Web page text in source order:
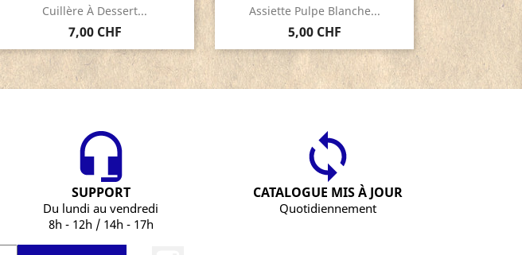
Cuillère À Dessert...
7,00 CHF
Aperçu rapide Assiette Pulpe Blanche...
5,00 CHF
Aperçu rapide
SUPPORT
Du lundi au vendredi
8h - 12h / 14h - 17h
CATALOGUE MIS À JOUR
Quotidiennement